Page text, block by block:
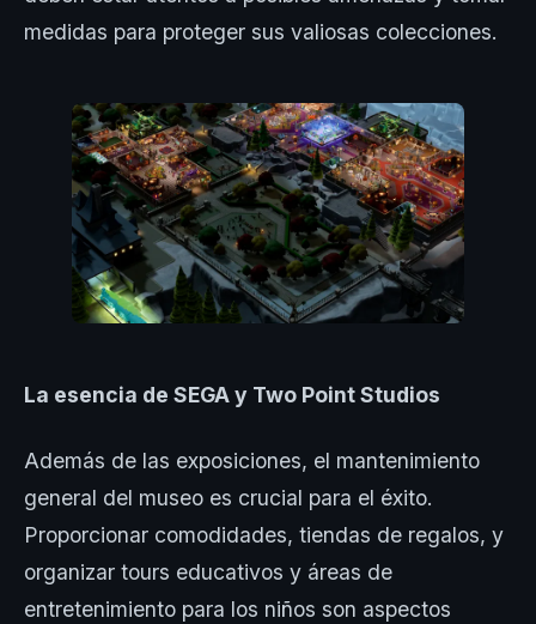
medidas para proteger sus valiosas colecciones.
La esencia de SEGA y Two Point Studios
Además de las exposiciones, el mantenimiento
general del museo es crucial para el éxito.
Proporcionar comodidades, tiendas de regalos, y
organizar tours educativos y áreas de
entretenimiento para los niños son aspectos